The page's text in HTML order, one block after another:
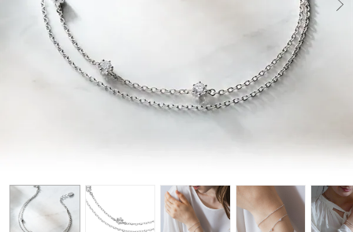
カテゴリー すべてのジュエリー
誕生石